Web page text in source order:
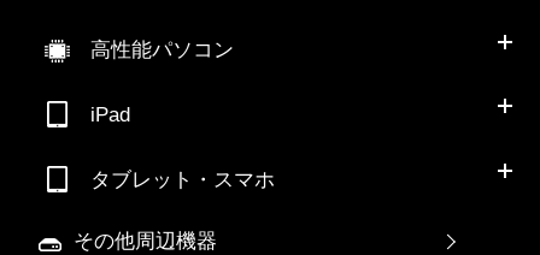
高性能パソコン
iPad
タブレット・スマホ
その他周辺機器